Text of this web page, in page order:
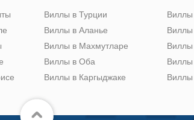
Виллы в Турции
Виллы в Аланье
Виллы в Махмутларе
Виллы в Оба
Виллы в Каргыджаке
Виллы
Виллы
Виллы
Виллы
Виллы